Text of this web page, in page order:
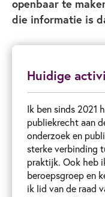
openbaar te
die informatie is
Huidige
Ik ben sinds 2021
publiekrecht aan
onderzoek en
sterke verbinding
praktijk. Ook heb
beroepsgroep en
ik lid van de raad